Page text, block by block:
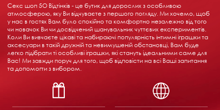
Секс шоп 5О Відтінків - це бутик для дорослих з особливою
атмосферою, яку Ви відчуваєте з першого погляду. Ми хочемо, щоб
у нас в гостях Вам було спокійно та комфортно незалежно від того
чи новачок Ви чи досвідчений шанувальник чуттєвих експериментів.
Коли Ви вивчаєте цікаві та набираючі популярність інтимні іграшки та
аксесуари в такій дружній та невимушеній обстановці, Вам буде
легко підібрати ті особливі іграшки, які стануть ідеальними саме для
Вас! Ми завжди поруч для того, щоб відповісти на всі Ваші запитання
та допомогти з вибором.